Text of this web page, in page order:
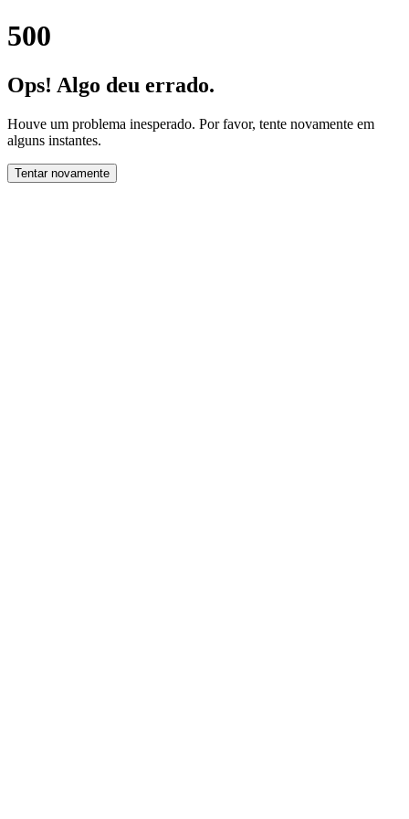
500
Ops! Algo deu errado.
Houve um problema inesperado. Por favor, tente novamente em
alguns instantes.
Tentar novamente